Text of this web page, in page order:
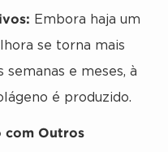
Embora haja um
se torna mais
semanas e meses, à
é produzido.
com Outros